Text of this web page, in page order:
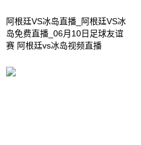
阿根廷VS冰岛直播_阿根廷VS冰
岛免费直播_06月10日足球友谊
赛 阿根廷vs冰岛视频直播